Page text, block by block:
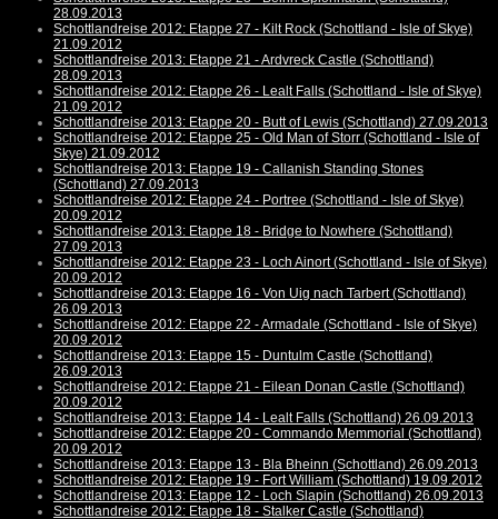
28.09.2013
Schottlandreise 2012: Etappe 27 - Kilt Rock (Schottland - Isle of Skye)
21.09.2012
Schottlandreise 2013: Etappe 21 - Ardvreck Castle (Schottland)
28.09.2013
Schottlandreise 2012: Etappe 26 - Lealt Falls (Schottland - Isle of Skye)
21.09.2012
Schottlandreise 2013: Etappe 20 - Butt of Lewis (Schottland) 27.09.2013
Schottlandreise 2012: Etappe 25 - Old Man of Storr (Schottland - Isle of
Skye) 21.09.2012
Schottlandreise 2013: Etappe 19 - Callanish Standing Stones
(Schottland) 27.09.2013
Schottlandreise 2012: Etappe 24 - Portree (Schottland - Isle of Skye)
20.09.2012
Schottlandreise 2013: Etappe 18 - Bridge to Nowhere (Schottland)
27.09.2013
Schottlandreise 2012: Etappe 23 - Loch Ainort (Schottland - Isle of Skye)
20.09.2012
Schottlandreise 2013: Etappe 16 - Von Uig nach Tarbert (Schottland)
26.09.2013
Schottlandreise 2012: Etappe 22 - Armadale (Schottland - Isle of Skye)
20.09.2012
Schottlandreise 2013: Etappe 15 - Duntulm Castle (Schottland)
26.09.2013
Schottlandreise 2012: Etappe 21 - Eilean Donan Castle (Schottland)
20.09.2012
Schottlandreise 2013: Etappe 14 - Lealt Falls (Schottland) 26.09.2013
Schottlandreise 2012: Etappe 20 - Commando Memmorial (Schottland)
20.09.2012
Schottlandreise 2013: Etappe 13 - Bla Bheinn (Schottland) 26.09.2013
Schottlandreise 2012: Etappe 19 - Fort William (Schottland) 19.09.2012
Schottlandreise 2013: Etappe 12 - Loch Slapin (Schottland) 26.09.2013
Schottlandreise 2012: Etappe 18 - Stalker Castle (Schottland)